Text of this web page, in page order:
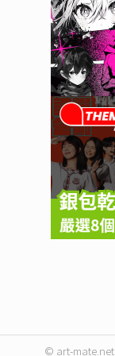
© art-mate.net